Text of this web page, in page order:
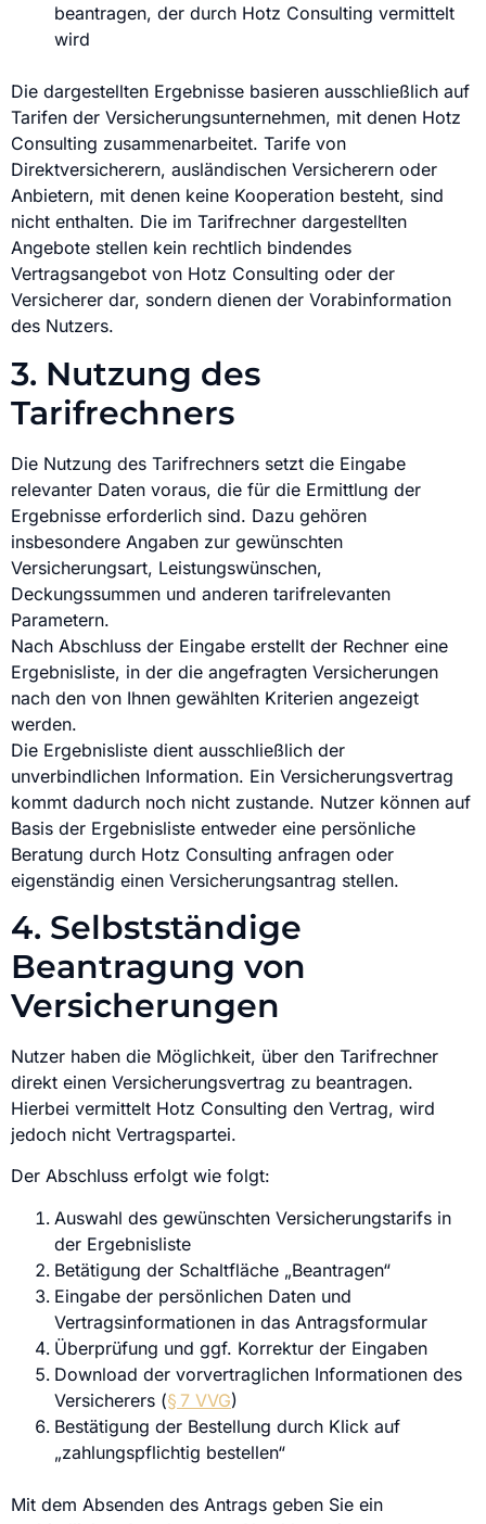
beantragen, der durch Hotz Consulting vermittelt
wird
Die dargestellten Ergebnisse basieren ausschließlich auf
Tarifen der Versicherungsunternehmen, mit denen Hotz
Consulting zusammenarbeitet. Tarife von
Direktversicherern, ausländischen Versicherern oder
Anbietern, mit denen keine Kooperation besteht, sind
nicht enthalten. Die im Tarifrechner dargestellten
Angebote stellen kein rechtlich bindendes
Vertragsangebot von Hotz Consulting oder der
Versicherer dar, sondern dienen der Vorabinformation
des Nutzers.
3. Nutzung des
Tarifrechners
Die Nutzung des Tarifrechners setzt die Eingabe
relevanter Daten voraus, die für die Ermittlung der
Ergebnisse erforderlich sind. Dazu gehören
insbesondere Angaben zur gewünschten
Versicherungsart, Leistungswünschen,
Deckungssummen und anderen tarifrelevanten
Parametern.
Nach Abschluss der Eingabe erstellt der Rechner eine
Ergebnisliste, in der die angefragten Versicherungen
nach den von Ihnen gewählten Kriterien angezeigt
werden.
Die Ergebnisliste dient ausschließlich der
unverbindlichen Information. Ein Versicherungsvertrag
kommt dadurch noch nicht zustande. Nutzer können auf
Basis der Ergebnisliste entweder eine persönliche
Beratung durch Hotz Consulting anfragen oder
eigenständig einen Versicherungsantrag stellen.
4. Selbstständige
Beantragung von
Versicherungen
Nutzer haben die Möglichkeit, über den Tarifrechner
direkt einen Versicherungsvertrag zu beantragen.
Hierbei vermittelt Hotz Consulting den Vertrag, wird
jedoch nicht Vertragspartei.
Der Abschluss erfolgt wie folgt:
Auswahl des gewünschten Versicherungstarifs in
der Ergebnisliste
Betätigung der Schaltfläche „Beantragen“
Eingabe der persönlichen Daten und
Vertragsinformationen in das Antragsformular
Überprüfung und ggf. Korrektur der Eingaben
Download der vorvertraglichen Informationen des
Versicherers (§ 7 VVG)
Bestätigung der Bestellung durch Klick auf
„zahlungspflichtig bestellen“
Mit dem Absenden des Antrags geben Sie ein